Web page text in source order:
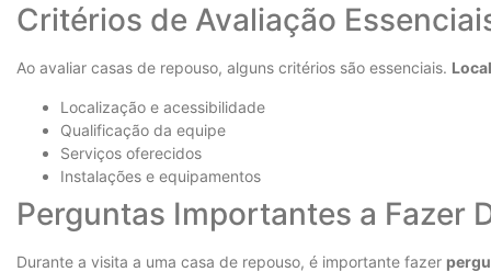
Critérios de Avaliação
Ao avaliar casas de repouso, alguns critérios são essenciais.
Localização e acessibilidade
Qualificação da equipe
Serviços oferecidos
Instalações e equipamentos
Perguntas Importantes a Fazer
Durante a visita a uma casa de repouso, é importante fazer